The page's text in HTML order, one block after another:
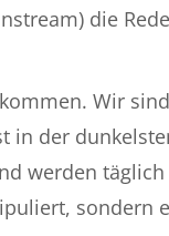
die
Wir
in der
werden
sondern